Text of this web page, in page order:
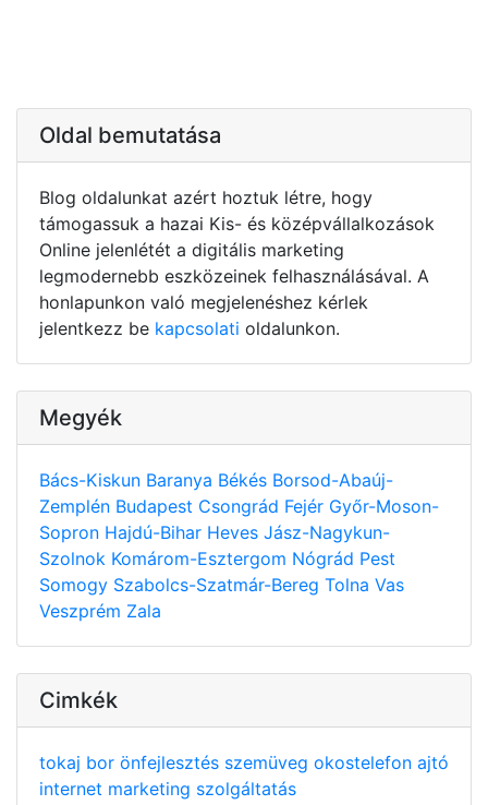
Oldal bemutatása
Blog oldalunkat azért hoztuk létre, hogy
támogassuk a hazai Kis- és középvállalkozások
Online jelenlétét a digitális marketing
legmodernebb eszközeinek felhasználásával. A
honlapunkon való megjelenéshez kérlek
jelentkezz be kapcsolati oldalunkon.
Megyék
Bács-Kiskun Baranya Békés Borsod-Abaúj-
Zemplén Budapest Csongrád Fejér Győr-Moson-
Sopron Hajdú-Bihar Heves Jász-Nagykun-
Szolnok Komárom-Esztergom Nógrád Pest
Somogy Szabolcs-Szatmár-Bereg Tolna Vas
Veszprém Zala
Cimkék
tokaj bor önfejlesztés szemüveg okostelefon ajtó
internet marketing szolgáltatás